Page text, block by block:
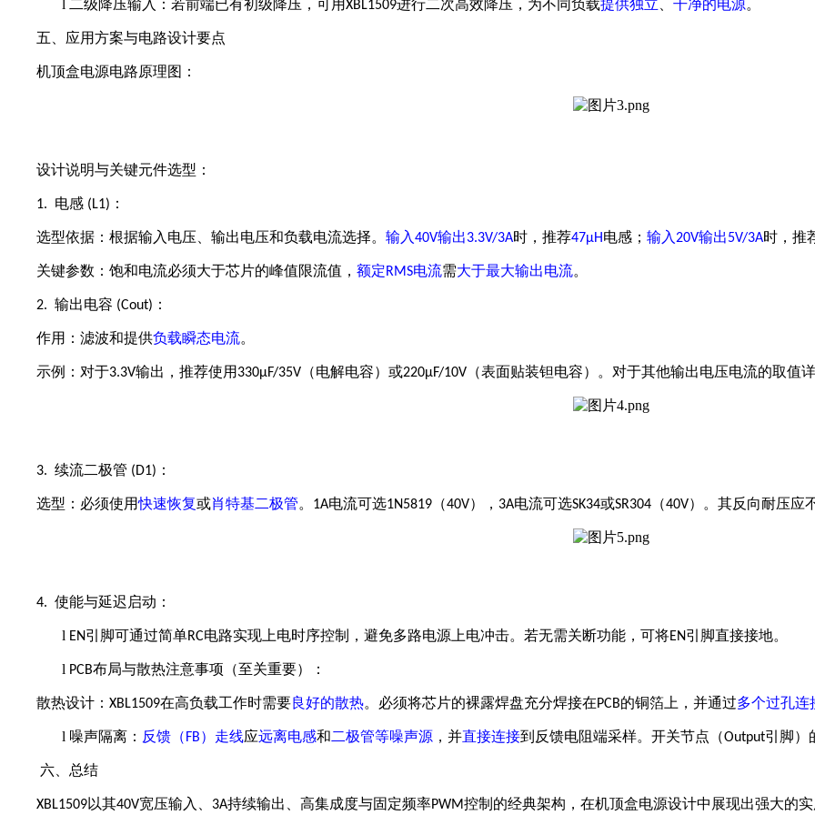
l 二级降压输入：若前端已有初级降压 ，可用XBL1509进行二次高效降压，为不同负载提供独立 干净的电源。
五、应用方案与电路设计要点
机顶盒电源电路原理图 ：
设计说明与关键元件选型：
1. 电感 (L1) ：
选型依据：根据输入电压、输出电压和负载电流选择。 输入40V输出3.3V/3A时，推荐47µH电感； 输入20V输出5V/3A时，推
关键参数：饱和电流必须大于芯片的峰值限流值， 额定RMS电流需大于最大输出电流。
2. 输出电容 (Cout) ：
作用：滤波和提供负载瞬态电流。
示例：对于3.3V输出，推荐使用 330µF/35V （电解电容）或220µF/10V （表面贴装钽电容）。 对于其他输出电压电流的取值
3. 续流二极管 (D1) ：
选型：必须使用快速恢复或肖特基二极管。 1A电流可选1N5819 （40V）， 3A电流可选SK34或SR304 （40V）。其反向耐压应
4. 使能与延迟启动：
l EN引脚可通过简单RC电路实现上电时序控制，避免多路电源上电冲击。若无需关断功能，可将EN引脚直接接地。
l PCB布局与散热注意事项（至关重要）：
散热设计： XBL1509在高负载工作时需要良好的散热。必须将芯片的裸露焊盘充分焊接在PCB的铜箔上，并通过多个过孔连
l 噪声隔离： 反馈（ FB）走线应远离电感和二极管等噪声源 ，并直接连接到 反馈电阻端采样。开关节点（Output引脚）
六、总结
XBL1509以其40V宽压输入、 3A持续输出、高集成度与固定频率PWM控制的经典架构，在机顶盒电源设计中展现出强大的